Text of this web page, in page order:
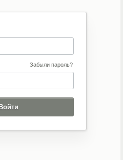
Забыли пароль?